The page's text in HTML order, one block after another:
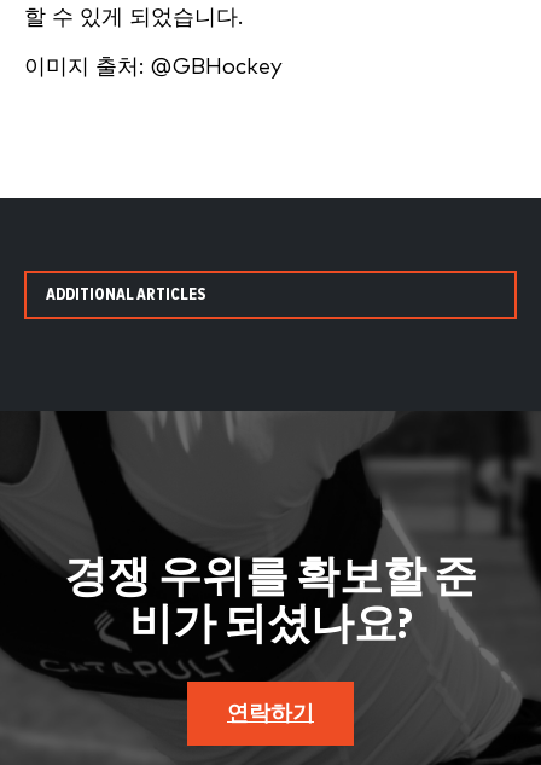
할 수 있게 되었습니다.
이미지 출처: @GBHockey
ADDITIONAL ARTICLES
경쟁 우위를 확보할 준
비가 되셨나요?
연락하기